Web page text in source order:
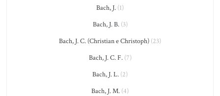
Bach, J. (1)
Bach, J. B.(3)
Bach, J. C. (Christian e Christoph) (23)
Bach, J. C. F.(7)
Bach, J. L. (2)
Bach, J. M. (4)